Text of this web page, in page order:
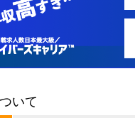
いて